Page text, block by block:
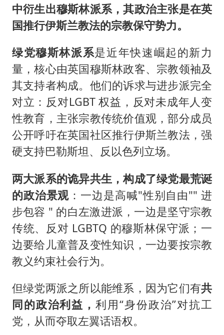
中衍生出穆斯林派系，其政治主张是在英
国推行伊斯兰教法的宗教保守势力。
绿党穆斯林派系是近年快速崛起的新力
量，核心由英国穆斯林政客、宗教领袖及
其支持者构成。他们的诉求与进步派完全
对立：反对LGBT 权益，反对未成年人变
性教育，主张宗教传统价值观，部分成员
公开呼吁在英国社区推行伊斯兰教法，强
硬支持巴勒斯坦、反以色列立场。
两大派系的诡异共生，构成了绿党最荒诞
的政治景观 ：一边是高喊"性别自由"" 进
步包容 " 的白左激进派，一边是坚守宗教
传统、反对 LGBTQ 的穆斯林保守派；一
边要给儿童普及变性知识，一边要按宗教
教义约束社会行为。
但绿党两派之所以能维系，因为它们有共
同的政治利益，利用“身份政治”对抗工
党，从而夺取左翼话语权。